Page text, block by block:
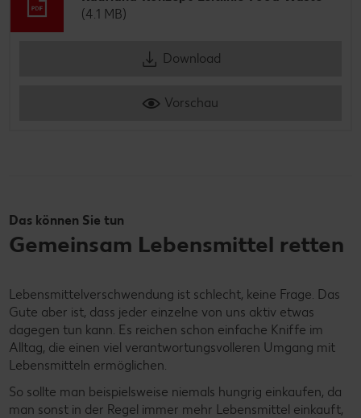
(4.1 MB)
Download
Vorschau
Das können Sie tun
Gemeinsam Lebensmittel retten
Lebensmittelverschwendung ist schlecht, keine Frage. Das
Gute aber ist, dass jeder einzelne von uns aktiv etwas
dagegen tun kann. Es reichen schon einfache Kniffe im
Alltag, die einen viel verantwortungsvolleren Umgang mit
Lebensmitteln ermöglichen.
So sollte man beispielsweise niemals hungrig einkaufen, da
man sonst in der Regel immer mehr Lebensmittel einkauft,